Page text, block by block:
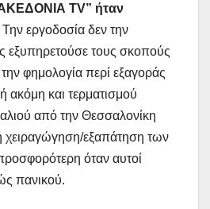
TV” ήταν
Την εργοδοσία δεν την
εξυπηρετούσε τους σκοπούς
φημολογία περί εξαγοράς
ακόμη και τερματισμού
από την Θεσσαλονίκη
εξαπάτηση των
όταν αυτοί
πανικού.